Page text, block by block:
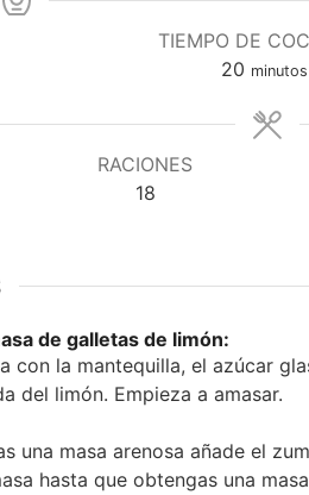
TIEMPO DE
20 minutos
minutos
RACIONES
18
de galletas de limón:
con la mantequilla, el azúcar
del limón. Empieza a amasar.
una masa arenosa añade el
hasta que obtengas una